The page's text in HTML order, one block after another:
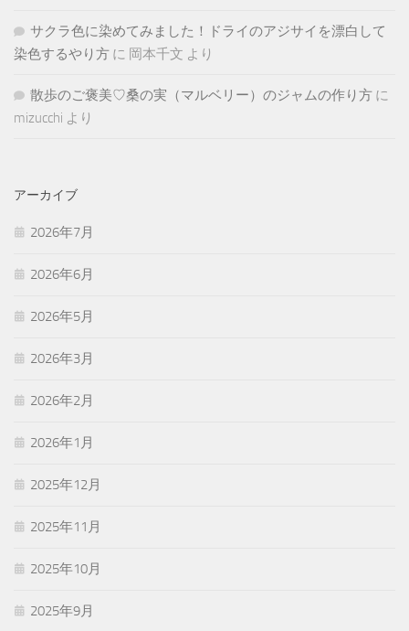
サクラ色に染めてみました！ドライのアジサイを漂白して
染色するやり方 に 岡本千文 より
散歩のご褒美♡桑の実（マルベリー）のジャムの作り方 に
mizucchi より
アーカイブ
2026年7月
2026年6月
2026年5月
2026年3月
2026年2月
2026年1月
2025年12月
2025年11月
2025年10月
2025年9月